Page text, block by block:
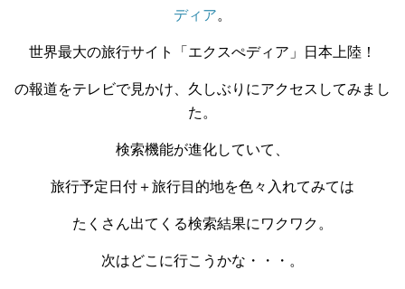
ディア。
世界最大の旅行サイト「エクスぺディア」日本上陸！
の報道をテレビで見かけ、久しぶりにアクセスしてみまし
た。
検索機能が進化していて、
旅行予定日付＋旅行目的地を色々入れてみては
たくさん出てくる検索結果にワクワク。
次はどこに行こうかな・・・。